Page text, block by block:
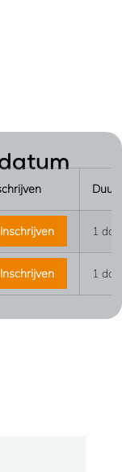
Duur
Inschrijven 1 dag
Inschrijven 1 dag